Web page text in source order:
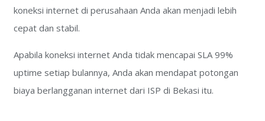
koneksi internet di perusahaan Anda akan menjadi lebih
cepat dan stabil.
Apabila koneksi internet Anda tidak mencapai SLA 99%
uptime setiap bulannya, Anda akan mendapat potongan
biaya berlangganan internet dari ISP di Bekasi itu.